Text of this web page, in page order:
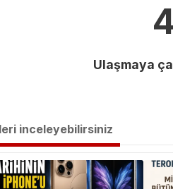
Ulaşmaya
inceleyebilirsiniz